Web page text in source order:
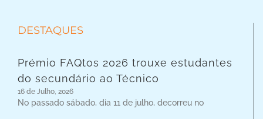
DESTAQUES
Prémio FAQtos 2026 trouxe estudantes
do secundário ao Técnico
16 de Julho, 2026
No passado sábado, dia 11 de julho, decorreu no